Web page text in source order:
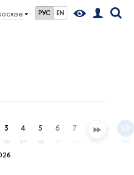
РУС EN
3
пн
4
вт
5
ср
6 7 8 10
пн